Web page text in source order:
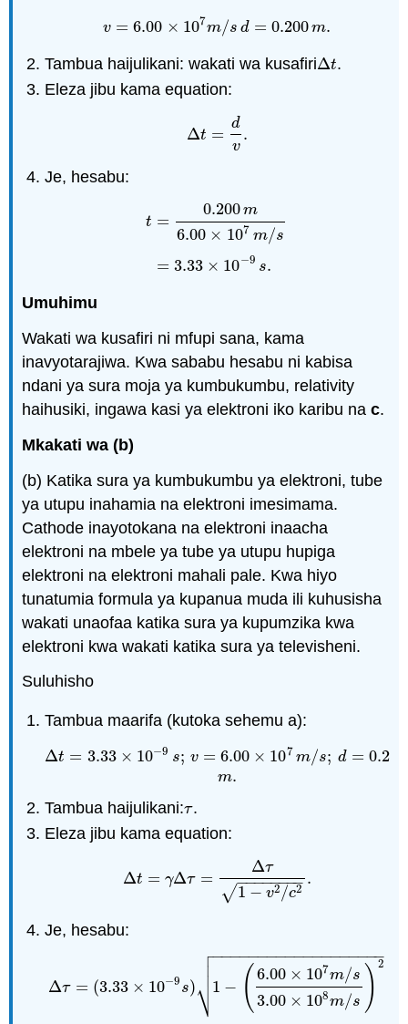
v = 6.00 × 107m/s d = 0.200m.
v =6.00× 107m/sd= 0.200m.
Tambua haijulikani: wakati wa kusafiriΔt
Δt .
Eleza jibu kama equation:
Δt =
d
v
.
Δt =d v.
Je, hesabu:
t =
0.200m
6.00 × 107 m/s
= 3.33 × 10−9 s.
0.200m6.00×107m
Umuhimu
Wakati wa kusafiri ni mfupi sana, kama
inavyotarajiwa. Kwa sababu hesabu ni kabisa
ndani ya sura moja ya kumbukumbu, relativity
haihusiki, ingawa kasi ya elektroni iko karibu nac.
Mkakati wa (b)
(b) Katika sura ya kumbukumbu ya elektroni, tube
ya utupu inahamia na elektroni imesimama.
Cathode inayotokana na elektroni inaacha
elektroni na mbele ya tube ya utupu hupiga
elektroni na elektroni mahali pale. Kwa hiyo
tunatumia formula ya kupanua muda ili kuhusisha
wakati unaofaa katika sura ya kupumzika kwa
elektroni kwa wakati katika sura ya televisheni.
Suluhisho
Tambua maarifa (kutoka sehemu a):
Δt = 3.33 × 10−9 s; v = 6.00 × 107 m/s; d = 0.200
m.
Δt =3.33× 10−9s; v=6.00×10 7m/ s;d=0.200 m.
Tambua haijulikani:τ
τ.
Eleza jibu kama equation:
Δt = γΔτ =
Δτ
1 − v2 /c2
− −
−−−−−−
√
.
Δt =γΔτ =Δ τ1−v2/c2.
Je, hesabu:
Δτ = (3.33 × 10−9s) 1 − ( 6.00 × 107m/s
3.00 × 108m/s ) 2
− −
−−−−−−−−−−−−−−−−−

⎷


3.33 ( 6.00 10 7m/s 3.00×108 m